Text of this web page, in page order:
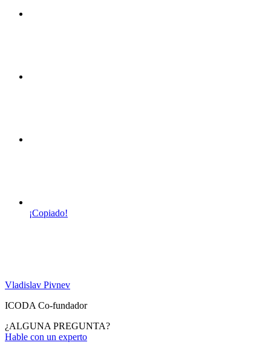
¡Copiado!
Vladislav Pivnev
ICODA Co-fundador
¿ALGUNA PREGUNTA?
Hable con un experto